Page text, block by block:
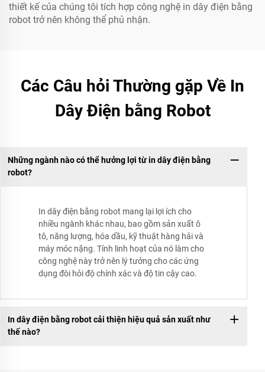
thiết kế của chúng tôi tích hợp công nghệ in dây điện bằng
robot trở nên không thể phủ nhận.
Các Câu hỏi Thường gặp Về In
Dây Điện bằng Robot
Những ngành nào có thể hưởng lợi từ in dây điện bằng
robot?
In dây điện bằng robot mang lại lợi ích cho
nhiều ngành khác nhau, bao gồm sản xuất ô
tô, năng lượng, hóa dầu, kỹ thuật hàng hải và
máy móc nặng. Tính linh hoạt của nó làm cho
công nghệ này trở nên lý tưởng cho các ứng
dụng đòi hỏi độ chính xác và độ tin cậy cao.
In dây điện bằng robot cải thiện hiệu quả sản xuất như
thế nào?